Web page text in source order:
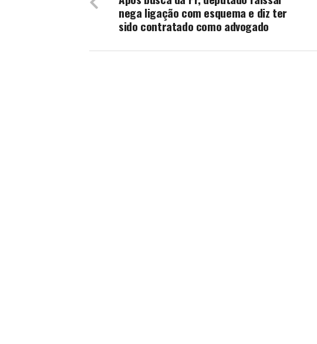
nega ligação com esquema e diz ter
sido contratado como advogado